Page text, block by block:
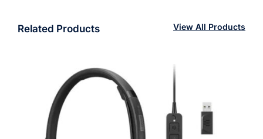
Related Products View All Products